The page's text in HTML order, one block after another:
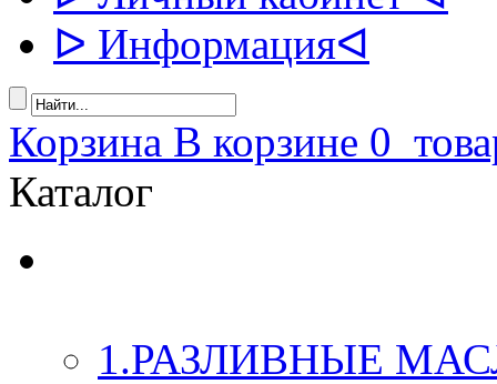
ᐅ Информацияᐊ
Корзина В корзине 0
Каталог
1.РАЗЛИВНЫЕ